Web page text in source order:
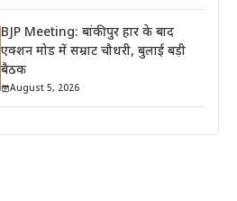
BJP Meeting: बांकीपुर हार के बाद
एक्शन मोड में सम्राट चौधरी, बुलाई बड़ी
बैठक
August 5, 2026